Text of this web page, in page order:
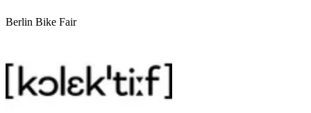
Berlin Bike Fair